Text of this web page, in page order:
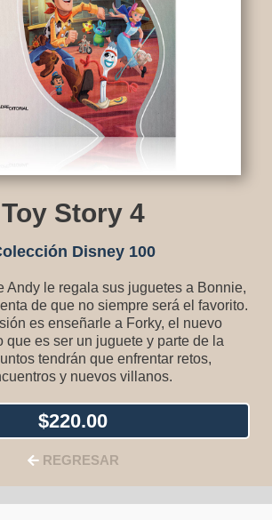
Toy Story 4
Disney 100
Andy le regala sus juguetes a Bonnie,
de que no siempre será el favorito.
es enseñarle a Forky, el nuevo
que es ser un juguete y parte de la
tendrán que enfrentar retos,
y nuevos villanos.
$220.00
REGRESAR